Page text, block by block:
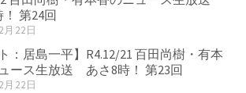
第24回
月22日
ト：居島一平】R4.12/21 百田尚樹・有本
ース生放送 あさ8時！ 第23回
月22日